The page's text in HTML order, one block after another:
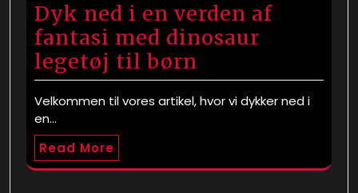
Dyk ned i en verden af ​​
fantasi med dinosaur
legetøj til børn
Velkommen til vores artikel, hvor vi dykker ned i
en…
Read More